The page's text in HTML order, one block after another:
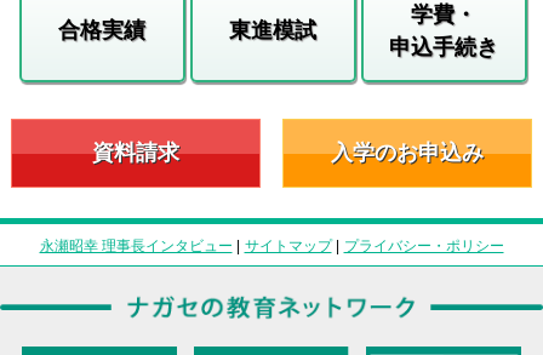
合格実績 東進模試
学費・
申込手続き
資料請求 入学のお申込み
永瀬昭幸 理事長インタビュー | サイトマップ| プライバシー・ポリシー